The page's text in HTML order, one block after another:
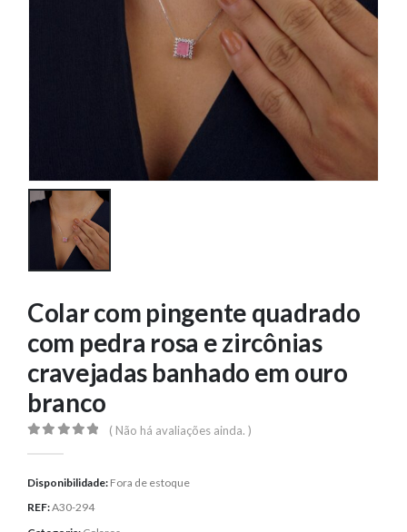
Colar com pingente quadrado
com pedra rosa e zircônias
cravejadas banhado em ouro
branco
( Não há avaliações ainda. )
Disponibilidade: Fora de estoque
REF:A30-294